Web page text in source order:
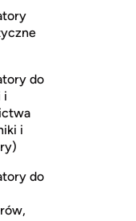
do
i
i
do